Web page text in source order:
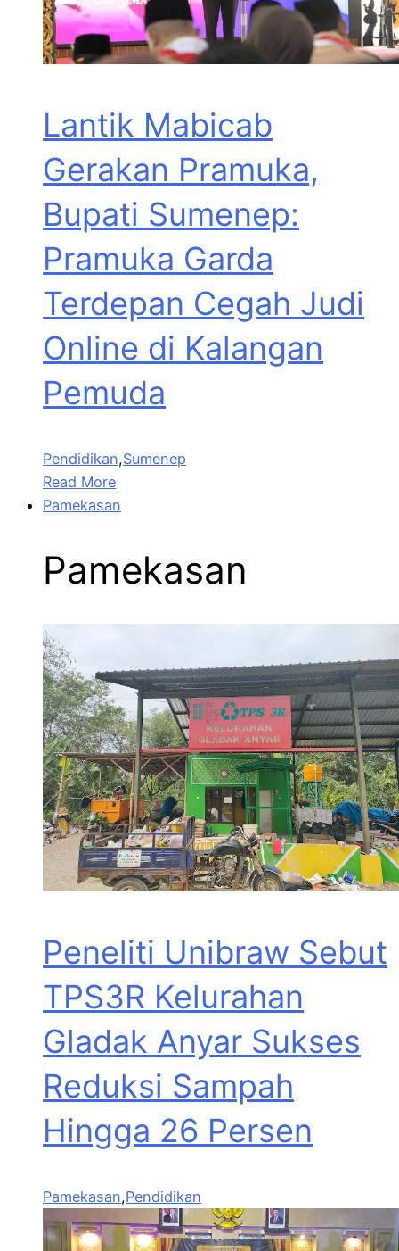
Lantik Mabicab
Gerakan Pramuka,
Bupati Sumenep:
Pramuka Garda
Terdepan Cegah Judi
Online di Kalangan
Pemuda
Pendidikan,Sumenep
Read More
Pamekasan
Pamekasan
Peneliti Unibraw Sebut
TPS3R Kelurahan
Gladak Anyar Sukses
Reduksi Sampah
Hingga 26 Persen
Pamekasan,Pendidikan